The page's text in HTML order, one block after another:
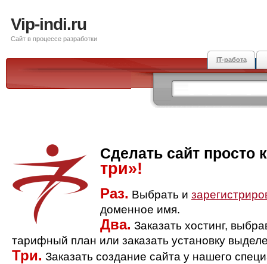
Vip-indi.ru
Сайт в процессе разработки
IT-работа
Сделать сайт просто
три»!
Раз. Выбрать и
доменное имя.
Два. Заказать хостинг,
тарифный план или заказать установку
Три. Заказать создание сайта у нашего